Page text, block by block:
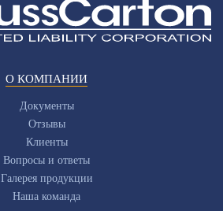
О КОМПАНИИ
Документы
Отзывы
Клиенты
Вопросы и ответы
Галерея продукции
Наша команда